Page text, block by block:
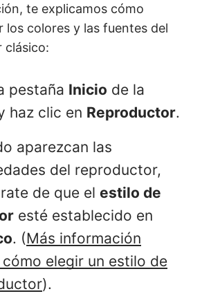
te explicamos cómo
los colores y las fuentes del
clásico:
pestaña Inicio de la
haz clic en Reproductor.
aparezcan las
del reproductor,
de que el estilo de
esté establecido en
. (Más información
elegir un estilo de
).